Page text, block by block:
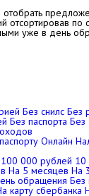
отсортировав по
уже в день
Без снилс Без
Без паспорта Без
Онлайн
100 000 рублей 10
На 5 месяцев На
обращения Без
карту сбербанка